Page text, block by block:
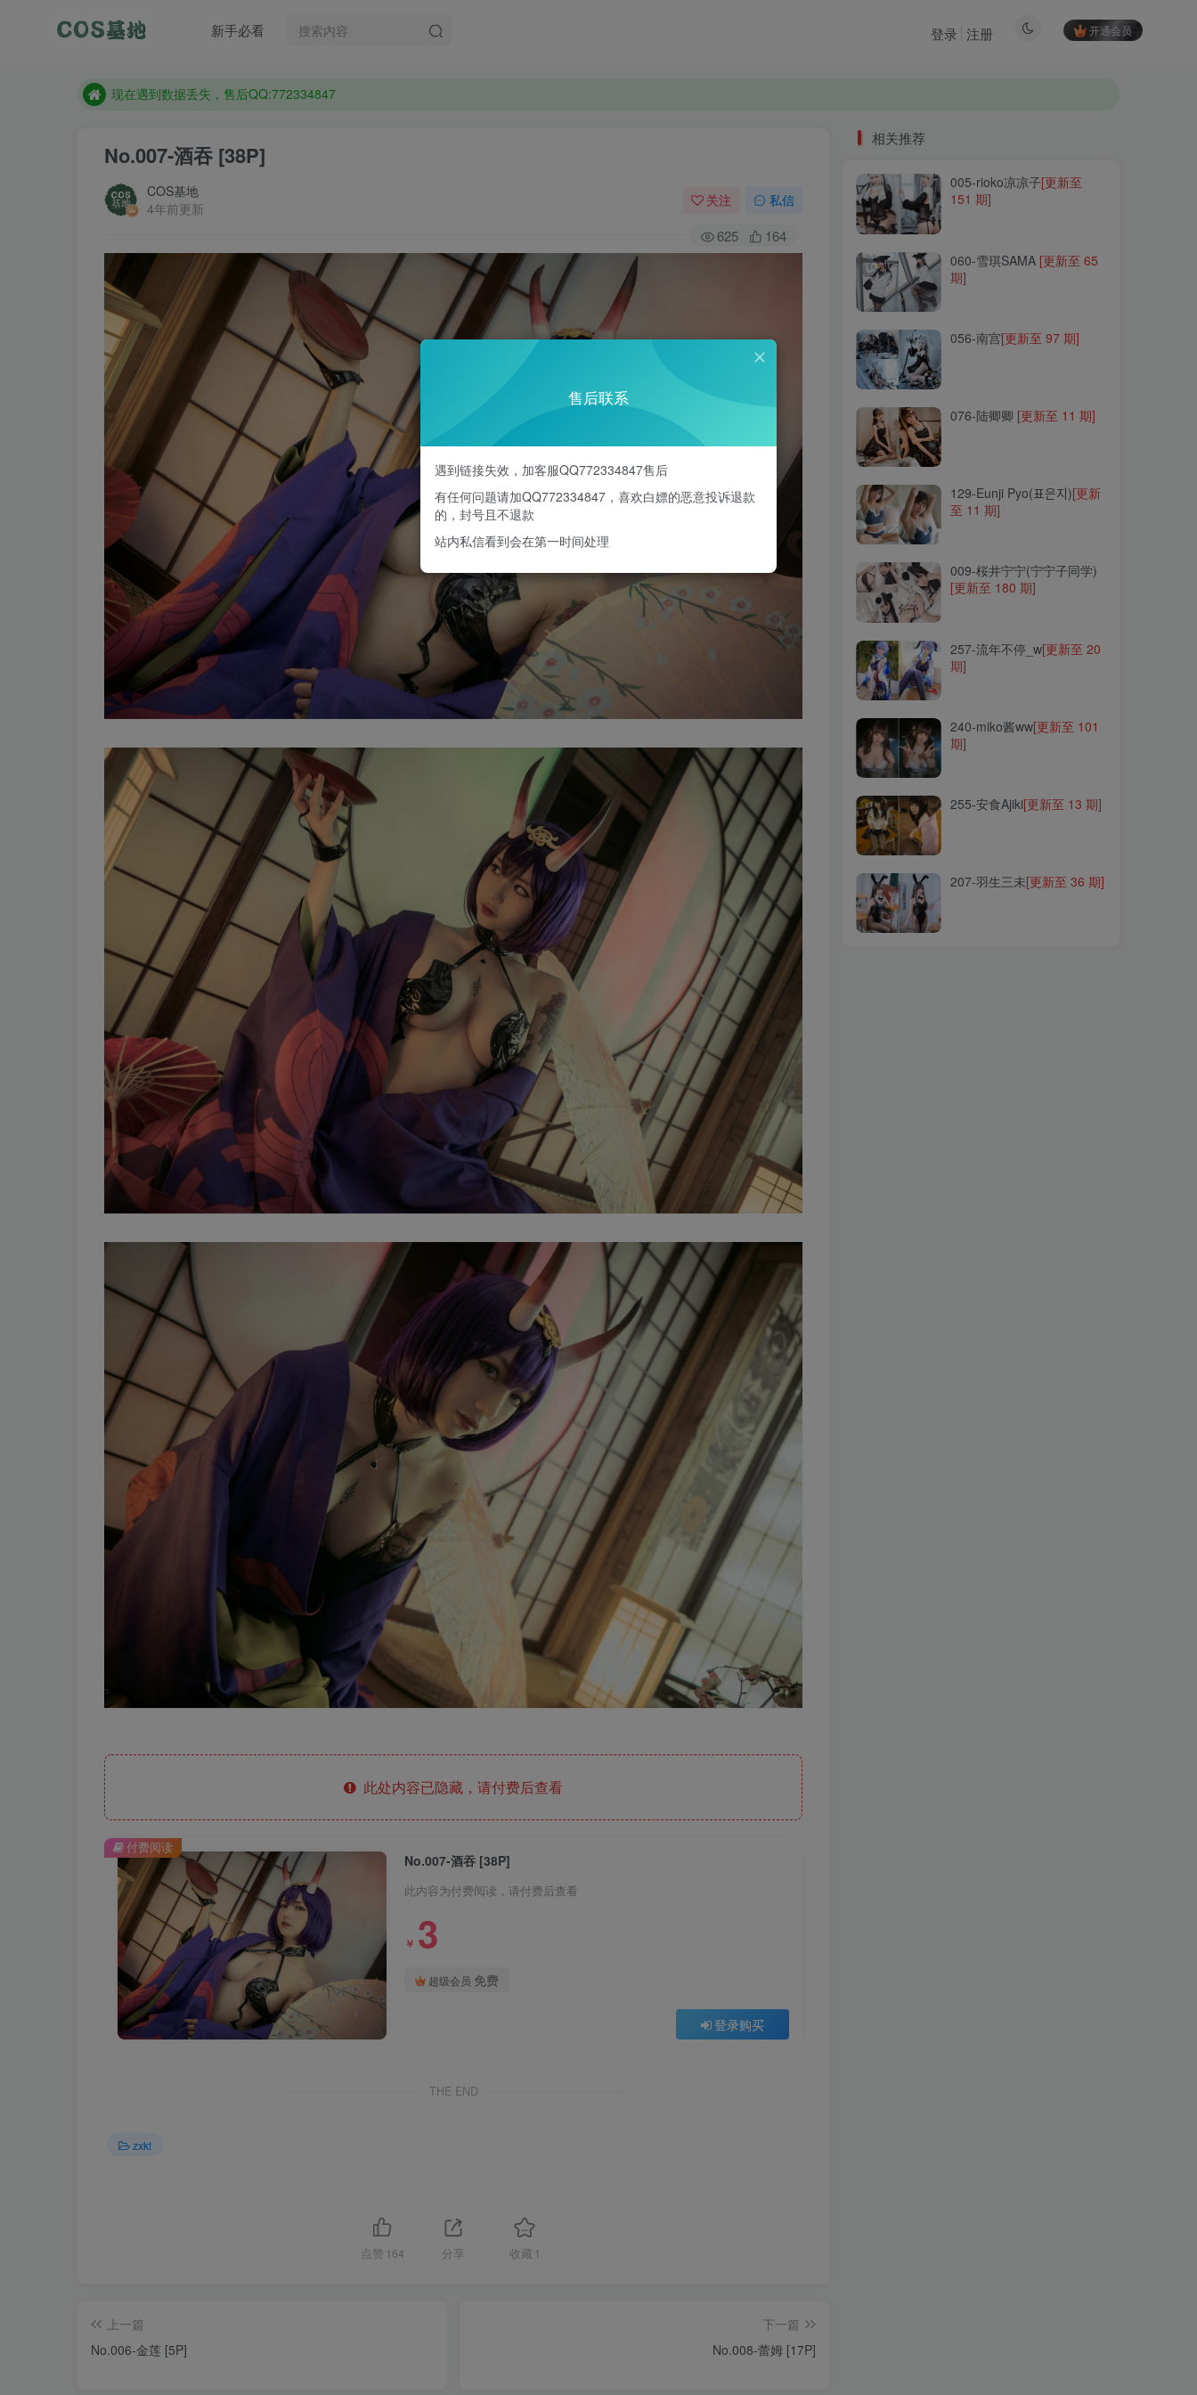
新手必看 开通会员
登录 注册
售后QQ:772334847
现在遇到数据丢失，售后QQ:772334847
防失联：百度搜索《趣画刊》，实时查看最新站点。
No.007-酒吞 [38P]
COS基地
4年前更新
关注 私信
625 164
此处内容已隐藏，请付费后查看
No.007-酒吞 [38P]
此内容为付费阅读，请付费后查看
￥ 3
超级会员 免费
登录购买
付费阅读
THE END
zxkt
点赞 164 分享 收藏 1
上一篇
No.006-金莲 [5P]
下一篇
No.008-蕾姆 [17P]
056-南宫
009-桜井宁宁(宁宁子同学)
240-miko酱ww
255-安食Ajiki
相关推荐
005-rioko凉凉子[更新至
151 期]
060-雪琪SAMA [更新至 65
期]
056-南宫[更新至 97 期]
076-陆卿卿 [更新至 11 期]
129-Eunji Pyo(표은지)[更新
至 11 期]
009-桜井宁宁(宁宁子同学)
[更新至 180 期]
257-流年不停_w[更新至 20
期]
240-miko酱ww[更新至 101
期]
255-安食Ajiki[更新至 13 期]
207-羽生三未[更新至 36 期]
售后联系
遇到链接失效，加客服QQ772334847售后
有任何问题请加QQ772334847，喜欢白嫖的恶意投诉退款
的，封号且不退款
站内私信看到会在第一时间处理